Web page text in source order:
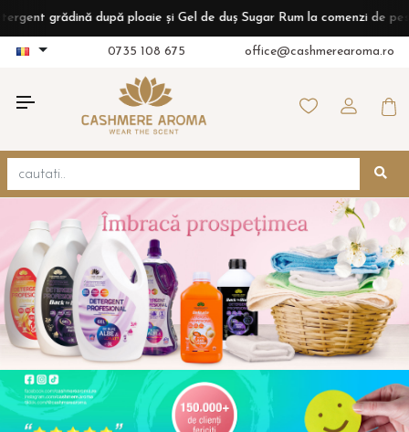
după ploaie și Gel de duș Sugar Rum la comenzi de peste 399
0735 108 675 office@cashmerearoma.ro